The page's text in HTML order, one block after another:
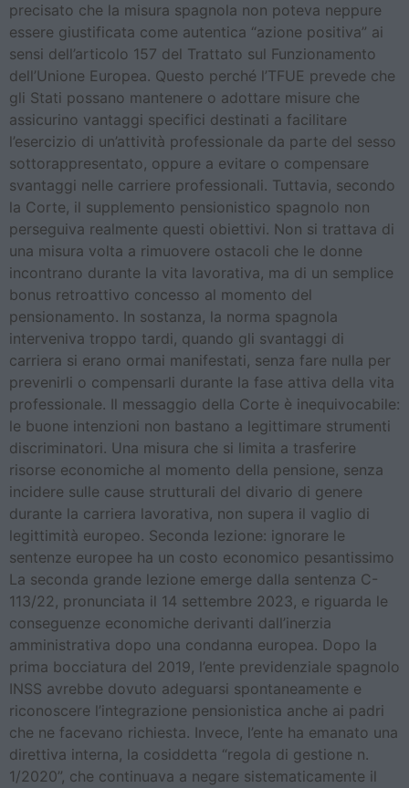
precisato che la misura spagnola non poteva neppure
essere giustificata come autentica “azione positiva” ai
sensi dell’articolo 157 del Trattato sul Funzionamento
dell’Unione Europea. Questo perché l’TFUE prevede che
gli Stati possano mantenere o adottare misure che
assicurino vantaggi specifici destinati a facilitare
l’esercizio di un’attività professionale da parte del sesso
sottorappresentato, oppure a evitare o compensare
svantaggi nelle carriere professionali. Tuttavia, secondo
la Corte, il supplemento pensionistico spagnolo non
perseguiva realmente questi obiettivi. Non si trattava di
una misura volta a rimuovere ostacoli che le donne
incontrano durante la vita lavorativa, ma di un semplice
bonus retroattivo concesso al momento del
pensionamento. In sostanza, la norma spagnola
interveniva troppo tardi, quando gli svantaggi di
carriera si erano ormai manifestati, senza fare nulla per
prevenirli o compensarli durante la fase attiva della vita
professionale. Il messaggio della Corte è inequivocabile:
le buone intenzioni non bastano a legittimare strumenti
discriminatori. Una misura che si limita a trasferire
risorse economiche al momento della pensione, senza
incidere sulle cause strutturali del divario di genere
durante la carriera lavorativa, non supera il vaglio di
legittimità europeo. Seconda lezione: ignorare le
sentenze europee ha un costo economico pesantissimo
La seconda grande lezione emerge dalla sentenza C-
113/22, pronunciata il 14 settembre 2023, e riguarda le
conseguenze economiche derivanti dall’inerzia
amministrativa dopo una condanna europea. Dopo la
prima bocciatura del 2019, l’ente previdenziale spagnolo
INSS avrebbe dovuto adeguarsi spontaneamente e
riconoscere l’integrazione pensionistica anche ai padri
che ne facevano richiesta. Invece, l’ente ha emanato una
direttiva interna, la cosiddetta “regola di gestione n.
1/2020”, che continuava a negare sistematicamente il